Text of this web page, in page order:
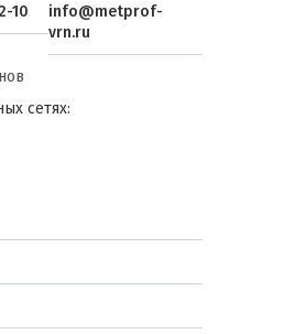
10
info@metprof-
vrn.ru
сетях: